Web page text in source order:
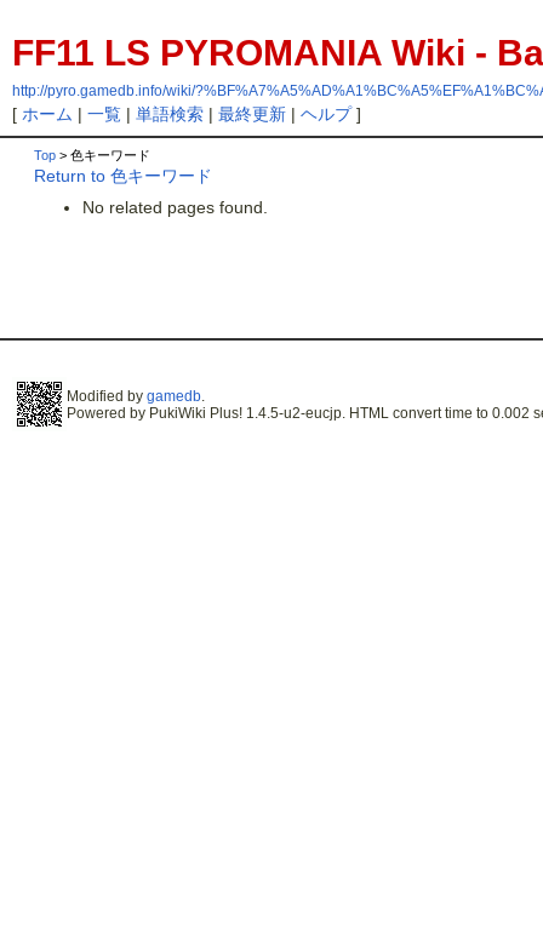
FF11 LS PYROMANIA Wiki -
http://pyro.gamedb.info/wiki/
[ ホーム | 一覧| 単語検索| 最終更新| ヘルプ]
Top > 色キーワード
Return to 色キーワード
No related pages found.
Modified by gamedb.
Powered by PukiWiki Plus! 1.4.5-u2-eucjp. HTML convert time to 0.002